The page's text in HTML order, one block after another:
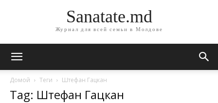
Sanatate.md
Журнал для всей семьи в Молдове
Домой Теги Штефан Гацкан
Tag: Штефан Гацкан